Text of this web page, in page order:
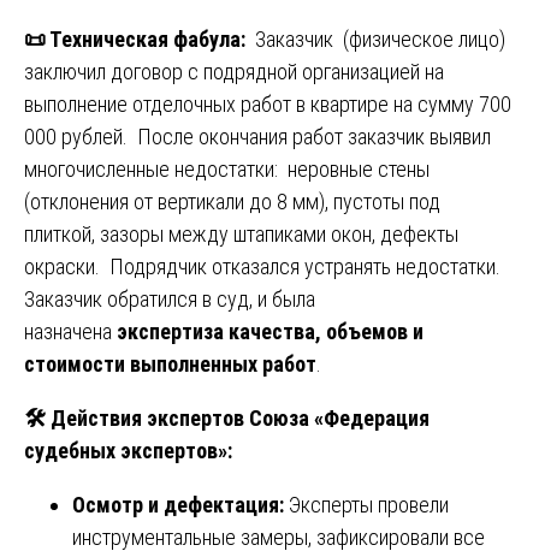
📜Техническая фабула: Заказчик (физическое лицо)
заключил договор с подрядной организацией на
выполнение отделочных работ в квартире на сумму 700
000 рублей. После окончания работ заказчик выявил
многочисленные недостатки: неровные стены
(отклонения от вертикали до 8 мм), пустоты под
плиткой, зазоры между штапиками окон, дефекты
окраски. Подрядчик отказался устранять недостатки.
Заказчик обратился в суд, и была
назначена экспертиза качества, объемов и
стоимости выполненных работ
🛠️ Действия экспертов Союза «Федерация
судебных экспертов»:
Осмотр и дефектация: Эксперты провели
инструментальные замеры, зафиксировали все